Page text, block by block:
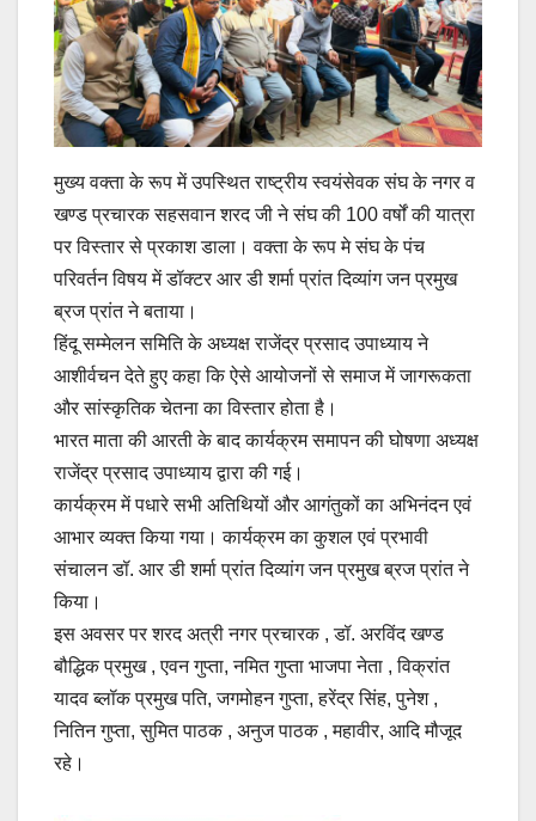
मुख्य वक्ता के रूप में उपस्थित राष्ट्रीय स्वयंसेवक संघ के नगर व
खण्ड प्रचारक सहसवान शरद जी ने संघ की 100 वर्षों की यात्रा
पर विस्तार से प्रकाश डाला। वक्ता के रूप मे संघ के पंच
परिवर्तन विषय में डॉक्टर आर डी शर्मा प्रांत दिव्यांग जन प्रमुख
ब्रज प्रांत ने बताया।
हिंदू सम्मेलन समिति के अध्यक्ष राजेंद्र प्रसाद उपाध्याय ने
आशीर्वचन देते हुए कहा कि ऐसे आयोजनों से समाज में जागरूकता
और सांस्कृतिक चेतना का विस्तार होता है।
भारत माता की आरती के बाद कार्यक्रम समापन की घोषणा अध्यक्ष
राजेंद्र प्रसाद उपाध्याय द्वारा की गई।
कार्यक्रम में पधारे सभी अतिथियों और आगंतुकों का अभिनंदन एवं
आभार व्यक्त किया गया। कार्यक्रम का कुशल एवं प्रभावी
संचालन डॉ. आर डी शर्मा प्रांत दिव्यांग जन प्रमुख ब्रज प्रांत ने
किया।
इस अवसर पर शरद अत्री नगर प्रचारक , डॉ. अरविंद खण्ड
बौद्धिक प्रमुख , एवन गुप्ता, नमित गुप्ता भाजपा नेता , विक्रांत
यादव ब्लॉक प्रमुख पति, जगमोहन गुप्ता, हरेंद्र सिंह, पुनेश ,
नितिन गुप्ता, सुमित पाठक , अनुज पाठक , महावीर, आदि मौजूद
रहे।